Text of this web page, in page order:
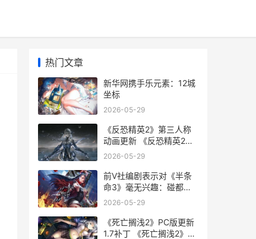
热门文章
新华网携手乐元素：12城
坐标
2026-05-29
《反恐精英2》第三人称
动画更新 《反恐精英2》
直接安装游戏
2026-05-29
前V社编剧表示对《半条
命3》毫无兴趣：碰都不
想碰
2026-05-29
《死亡搁浅2》PC版更新
1.7补丁 《死亡搁浅2》